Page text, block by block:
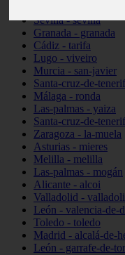
Sevilla - sevilla
Granada - granada
Cádiz - tarifa
Lugo - viveiro
Murcia - san-javier
Santa-cruz-de-
Málaga - ronda
Las-palmas - yaiza
Santa-cruz-de-
Zaragoza - la-muela
Asturias - mieres
Melilla - melilla
Las-palmas - mogán
Alicante - alcoi
Valladolid -
León - valencia-de-
Toledo - toledo
Madrid - alcalá-de-
León - garrafe-de-